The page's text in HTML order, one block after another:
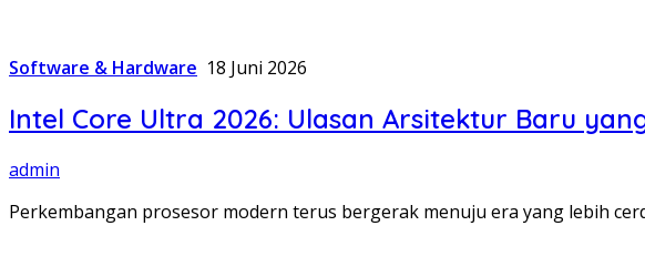
Software & Hardware 18 Juni 2026
Intel Core Ultra 2026: Ulasan Arsitektur Baru
admin
Perkembangan prosesor modern terus bergerak menuju era yang lebih